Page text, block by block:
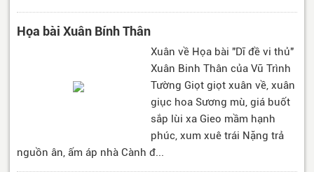
Họa bài Xuân Bính Thân
Xuân về Họa bài "Dĩ đề vi thủ"
Xuân Binh Thân của Vũ Trình
Tường Giọt giọt xuân về, xuân
giục hoa Sương mù, giá buốt
sắp lùi xa Gieo mầm hạnh
phúc, xum xuê trái Nặng trả
nguồn ân, ấm áp nhà Cành đ...